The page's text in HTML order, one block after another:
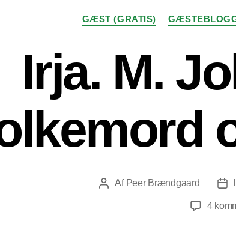
GÆST (GRATIS)
Irja. M.
Indlægsforfatter
Af Peer Brændgaard
4